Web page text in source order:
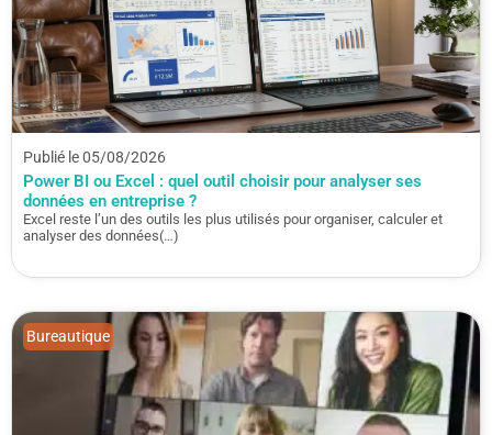
Publié le 05/08/2026
Power BI ou Excel : quel outil choisir pour analyser ses
données en entreprise ?
Excel reste l’un des outils les plus utilisés pour organiser, calculer et
analyser des données(…)
Bureautique